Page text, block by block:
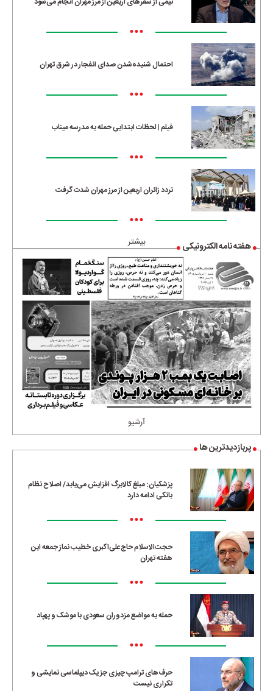
•••
احتمال شنیده‌شدن صدای انفجار در شرق تهران
•••
فیلم | لحظات ابتدایی حمله به مدرسه میناب
•••
تردد زائران اربعین از مرز مهران شدت گرفت
•••
بیشتر هفته نامه الکترونیکی
آرشیو
پربازدیدترین ها
پزشکیان: مبلغ کالابرگ افزایش می‌یابد/ اصلاح نظام
بانکی ادامه دارد
•••
حجت‌الاسلام حاج‌علی‌اکبری خطیب نماز جمعه این
هفته تهران
•••
حمله به مواضع مزدوران سعودی با موشک و پهپاد
•••
حرف‌های ترامپ چیزی جز یک دیپلماسی نمایشی و
تکراری نیست